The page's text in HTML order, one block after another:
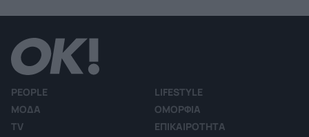
PEOPLE
LIFESTYLE
ΜΟΔΑ
ΟΜΟΡΦΙΑ
TV
ΕΠΙΚΑΙΡΟΤΗΤΑ